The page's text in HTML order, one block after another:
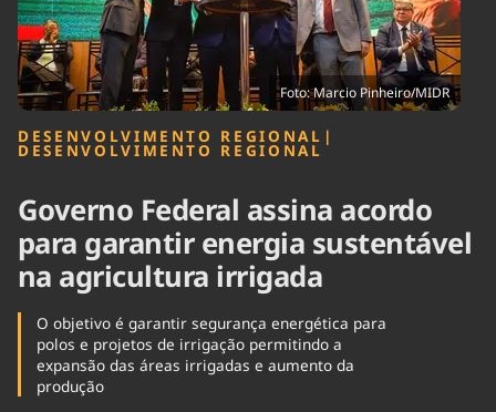
Foto: Marcio Pinheiro/MIDR
DESENVOLVIMENTO REGIONAL |
DESENVOLVIMENTO REGIONAL
Governo Federal assina acordo
para garantir energia sustentável
na agricultura irrigada
O objetivo é garantir segurança energética para
polos e projetos de irrigação permitindo a
expansão das áreas irrigadas e aumento da
produção